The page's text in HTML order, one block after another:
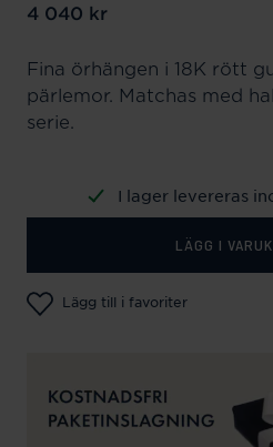
Pris:4 040 kr
4 040 kr
Fina örhängen i 18K rött
pärlemor. Matchas med
serie.
I lager levereras
LÄGG I
Lägg till i favoriter